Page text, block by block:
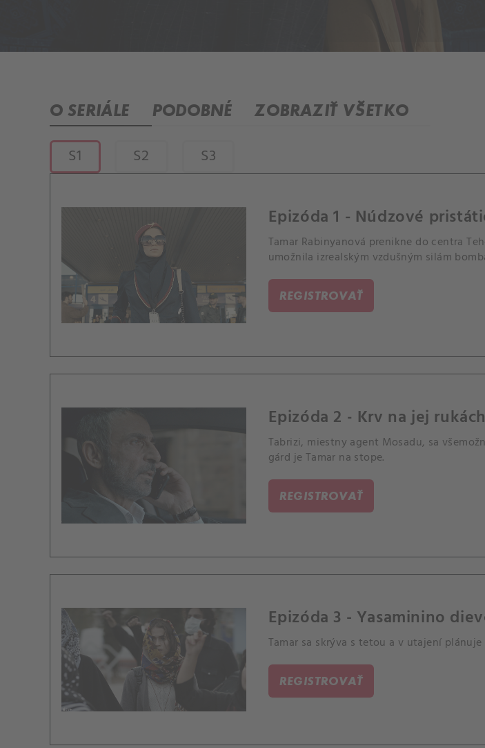
O SERIÁLE PODOBNÉ ZOBRAZIŤ VŠETKO
S1 S2 S3
Epizóda 1 - Núdzové
Tamar Rabinyanová prenikne do centra
umožnila izrealským vzdušným silám
REGISTROVAŤ
Epizóda 2 - Krv na jej rukách
Tabrizi, miestny agent Mosadu, sa
gárd je Tamar na stope.
REGISTROVAŤ
Epizóda 3 - Yasaminino
Tamar sa skrýva s tetou a v utajení
REGISTROVAŤ